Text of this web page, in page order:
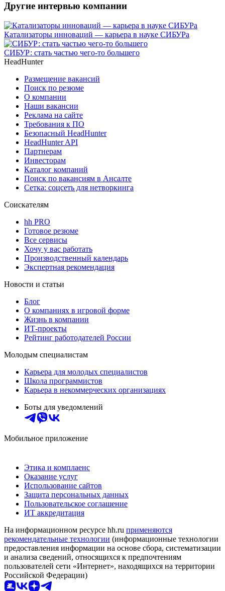
Другие интервью компании
Катализаторы инноваций — карьера в науке СИБУРа
СИБУР: стать частью чего-то большего
HeadHunter
Размещение вакансий
Поиск по резюме
О компании
Наши вакансии
Реклама на сайте
Требования к ПО
Безопасный HeadHunter
HeadHunter API
Партнерам
Инвесторам
Каталог компаний
Поиск по вакансиям в Ансалте
Сетка: соцсеть для нетворкинга
Соискателям
hh PRO
Готовое резюме
Все сервисы
Хочу у вас работать
Производственный календарь
Экспертная рекомендация
Новости и статьи
Блог
О компаниях в игровой форме
Жизнь в компании
ИТ-проекты
Рейтинг работодателей России
Молодым специалистам
Карьера для молодых специалистов
Школа программистов
Карьера в некоммерческих организациях
Боты для уведомлений
Мобильное приложение
Этика и комплаенс
Оказание услуг
Использование сайтов
Защита персональных данных
Пользовательское соглашение
ИТ аккредитация
На информационном ресурсе hh.ru применяются
рекомендательные технологии (информационные технологии
предоставления информации на основе сбора, систематизации
и анализа сведений, относящихся к предпочтениям
пользователей сети «Интернет», находящихся на территории
Российской Федерации)